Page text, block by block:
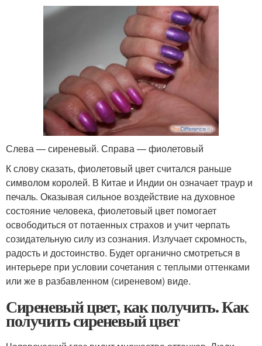
Слева — сиреневый. Справа — фиолетовый
К слову сказать, фиолетовый цвет считался раньше
символом королей. В Китае и Индии он означает траур и
печаль. Оказывая сильное воздействие на духовное
состояние человека, фиолетовый цвет помогает
освободиться от потаенных страхов и учит черпать
созидательную силу из сознания. Излучает скромность,
радость и достоинство. Будет органично смотреться в
интерьере при условии сочетания с теплыми оттенками
или же в разбавленном (сиреневом) виде.
Сиреневый цвет, как получить. Как
получить сиреневый цвет